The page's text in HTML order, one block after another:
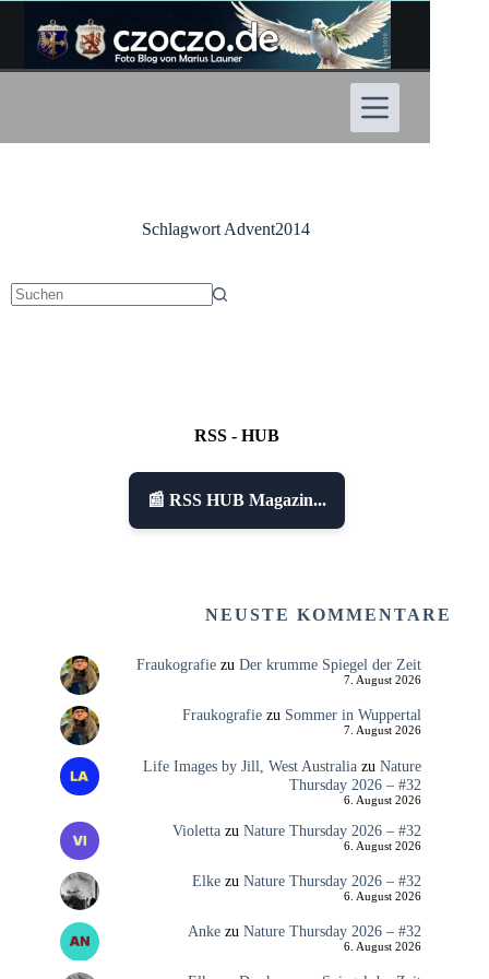
Inhalt
springen
Schlagwort Advent2014
RSS - HUB
📰 RSS HUB Magazin...
NEUSTE KOMMENTARE
Fraukografiezu Der krumme Spiegel der Zeit
7. August 2026
Fraukografiezu Sommer in Wuppertal
7. August 2026
Life Images by Jill, West Australiazu Nature
Thursday 2026 – #32
6. August 2026
Violettazu Nature Thursday 2026 – #32
6. August 2026
Elkezu Nature Thursday 2026 – #32
6. August 2026
Ankezu Nature Thursday 2026 – #32
6. August 2026